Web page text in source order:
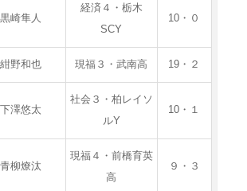
黒崎隼人
経済４・栃木
SCY
10・０
紺野和也 現福３・武南高 19・２
下澤悠太
社会３・柏レイソ
ルY
10・１
青柳燎汰
現福４・前橋育英
高
９・３